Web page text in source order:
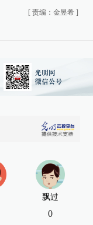
[ 责编：金昱希 ]
飘过
0